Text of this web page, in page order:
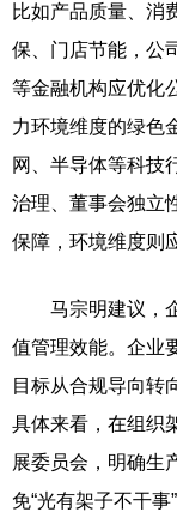
比如产品质量、消
保、门店节能，公
等金融机构应优化
力环境维度的绿色
网、半导体等科技
治理、董事会独立
保障，环境维度则
马宗明建议，企
值管理效能。企业
目标从合规导向转
具体来看，在组织
展委员会，明确生
免“光有架子不干